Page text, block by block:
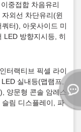
중접합 차음유리
외선 차단유리(윈
터), 아웃사이드 미
LED 방향지시등, 히
터랙티브 픽셀 라이
실내등(맵램프,
양문형 콘솔 암레스
림 디스플레이, 파